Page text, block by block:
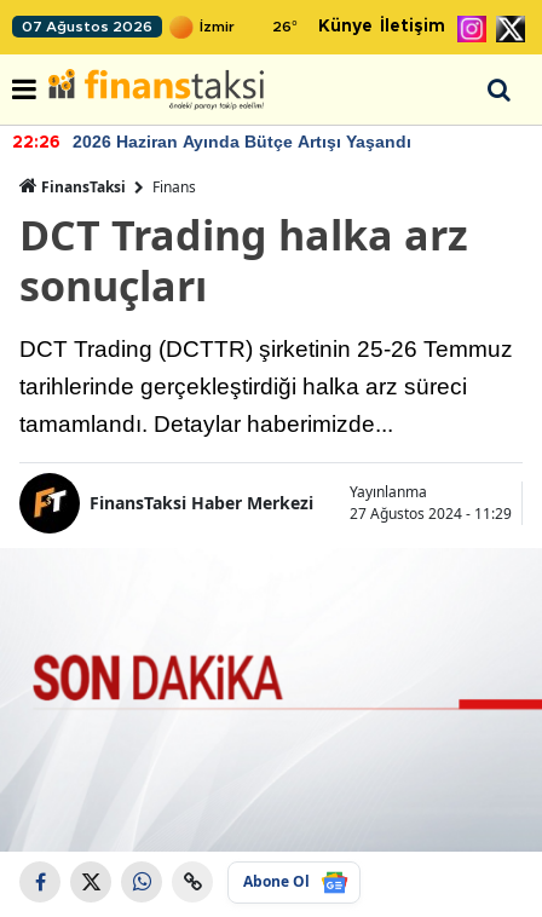
07 Ağustos 2026 26° Künye İletişim
22:26 2026 Haziran Ayında Bütçe Artışı Yaşandı
FinansTaksi Finans
DCT Trading halka arz
sonuçları
DCT Trading (DCTTR) şirketinin 25-26 Temmuz
tarihlerinde gerçekleştirdiği halka arz süreci
tamamlandı. Detaylar haberimizde...
FinansTaksi Haber Merkezi
Yayınlanma
27 Ağustos 2024 - 11:29
Abone Ol